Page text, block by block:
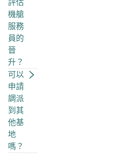
評估
機艙
服務
員的
晉
升？
可以
申請
調派
到其
他基
地
嗎？